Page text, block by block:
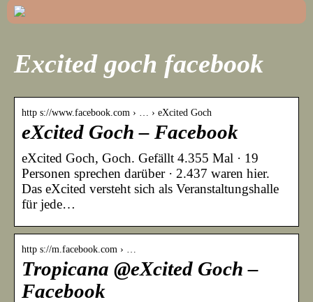
Excited goch facebook
http s://www.facebook.com › … › eXcited Goch
eXcited Goch – Facebook
eXcited Goch, Goch. Gefällt 4.355 Mal · 19
Personen sprechen darüber · 2.437 waren hier.
Das eXcited versteht sich als Veranstaltungshalle
für jede…
http s://m.facebook.com › …
Tropicana @eXcited Goch –
Facebook